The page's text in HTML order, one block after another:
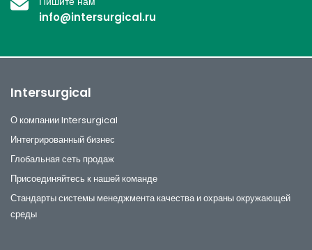
info@intersurgical.ru
Intersurgical
О компании Intersurgical
Интегрированный бизнес
Глобальная сеть продаж
Присоединяйтесь к нашей команде
Стандарты системы менеджмента качества и охраны окружающей
среды